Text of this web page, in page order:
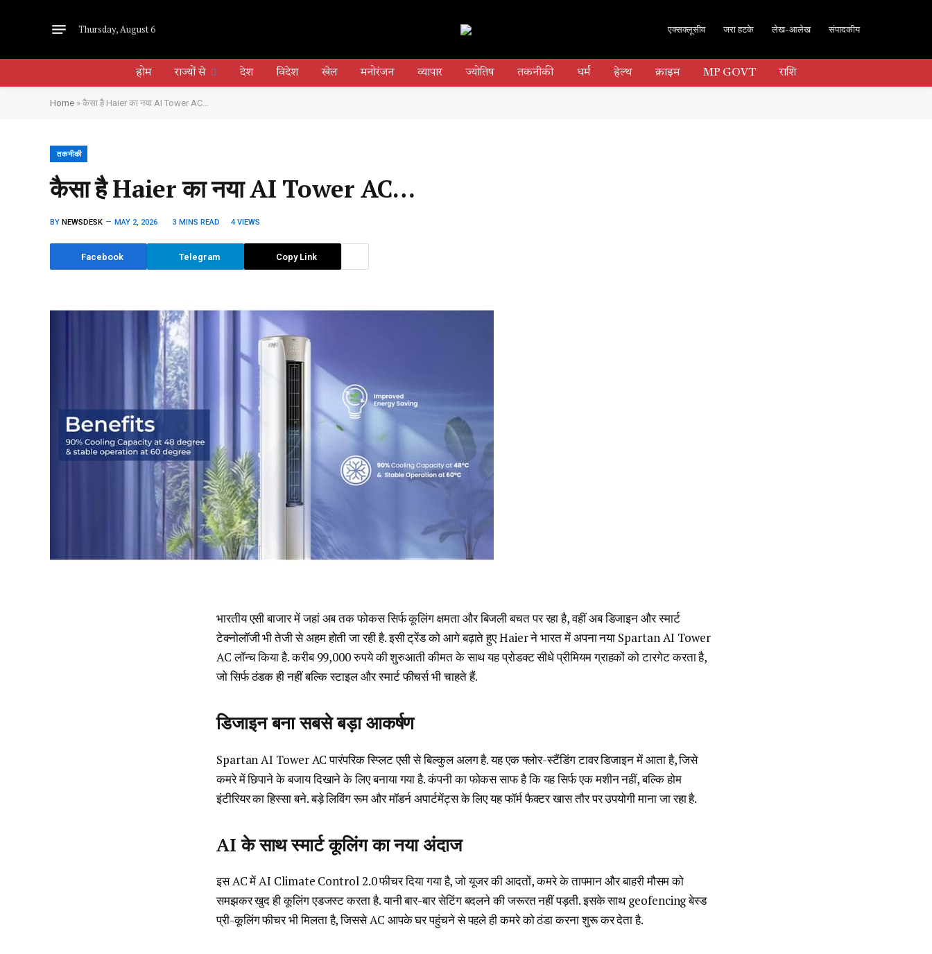
Thursday, August 6 एक्सक्लूसीव जरा हटके लेख-आलेख संपादकीय
होम राज्यों से देश विदेश खेल मनोरंजन व्यापार ज्योतिष तकनीकी धर्म हेल्थ क्राइम MP GOVT राशि
Home » कैसा है Haier का नया AI Tower AC…
तकनीकी
कैसा है Haier का नया AI Tower AC…
BY NEWSDESK MAY 2, 2026 3 MINS READ 4 VIEWS
Facebook Telegram Copy Link
भारतीय एसी बाजार में जहां अब तक फोकस सिर्फ कूलिंग क्षमता और बिजली बचत पर रहा है, वहीं अब डिजाइन और स्मार्ट
टेक्नोलॉजी भी तेजी से अहम होती जा रही है. इसी ट्रेंड को आगे बढ़ाते हुए Haier ने भारत में अपना नया Spartan AI Tower
AC लॉन्च किया है. करीब 99,000 रुपये की शुरुआती कीमत के साथ यह प्रोडक्ट सीधे प्रीमियम ग्राहकों को टारगेट करता है,
जो सिर्फ ठंडक ही नहीं बल्कि स्टाइल और स्मार्ट फीचर्स भी चाहते हैं.
डिजाइन बना सबसे बड़ा आकर्षण
Spartan AI Tower AC पारंपरिक स्प्लिट एसी से बिल्कुल अलग है. यह एक फ्लोर-स्टैंडिंग टावर डिजाइन में आता है, जिसे
कमरे में छिपाने के बजाय दिखाने के लिए बनाया गया है. कंपनी का फोकस साफ है कि यह सिर्फ एक मशीन नहीं, बल्कि होम
इंटीरियर का हिस्सा बने. बड़े लिविंग रूम और मॉडर्न अपार्टमेंट्स के लिए यह फॉर्म फैक्टर खास तौर पर उपयोगी माना जा रहा है.
AI के साथ स्मार्ट कूलिंग का नया अंदाज
इस AC में AI Climate Control 2.0 फीचर दिया गया है, जो यूजर की आदतों, कमरे के तापमान और बाहरी मौसम को
समझकर खुद ही कूलिंग एडजस्ट करता है. यानी बार-बार सेटिंग बदलने की जरूरत नहीं पड़ती. इसके साथ geofencing बेस्ड
प्री-कूलिंग फीचर भी मिलता है, जिससे AC आपके घर पहुंचने से पहले ही कमरे को ठंडा करना शुरू कर देता है.